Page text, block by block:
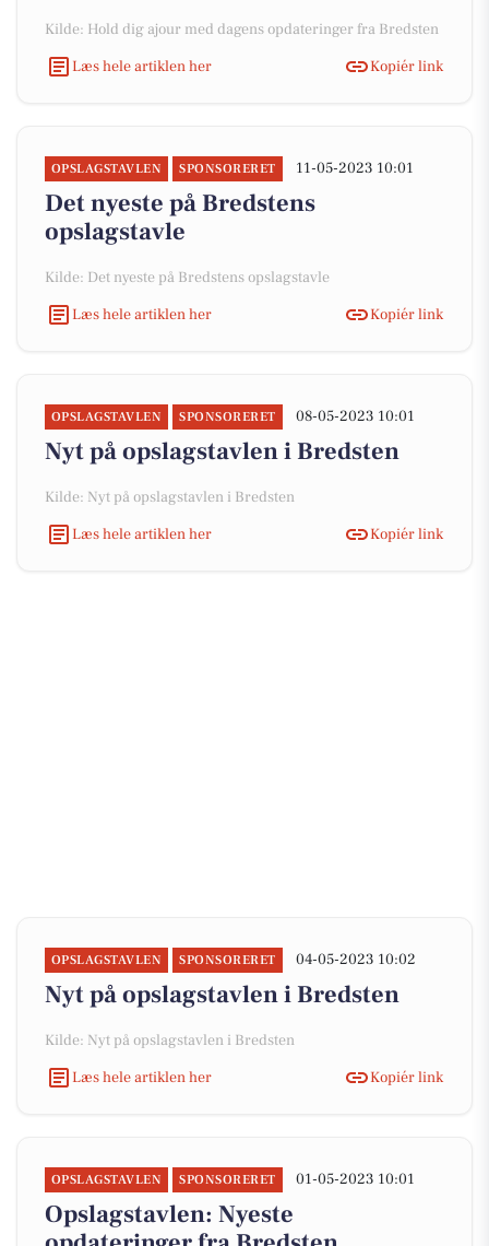
Kilde: Hold dig ajour med dagens opdateringer fra Bredsten
Læs hele artiklen her
Kopiér link
OPSLAGSTAVLEN SPONSORERET 11-05-2023 10:01
Det nyeste på Bredstens
opslagstavle
Kilde: Det nyeste på Bredstens opslagstavle
Læs hele artiklen her
Kopiér link
OPSLAGSTAVLEN SPONSORERET 08-05-2023 10:01
Nyt på opslagstavlen i Bredsten
Kilde: Nyt på opslagstavlen i Bredsten
Læs hele artiklen her
Kopiér link
OPSLAGSTAVLEN SPONSORERET 04-05-2023 10:02
Nyt på opslagstavlen i Bredsten
Kilde: Nyt på opslagstavlen i Bredsten
Læs hele artiklen her
Kopiér link
OPSLAGSTAVLEN SPONSORERET 01-05-2023 10:01
Opslagstavlen: Nyeste